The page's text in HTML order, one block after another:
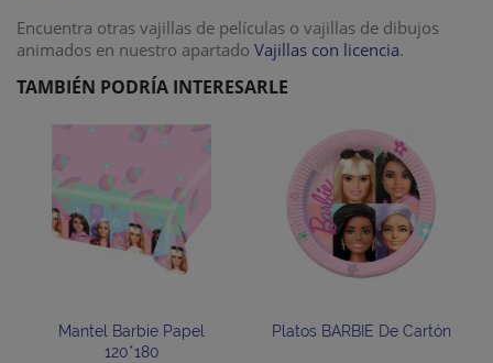
Encuentra otras vajillas de películas o vajillas de dibujos
animados en nuestro apartado Vajillas con licencia.
TAMBIÉN PODRÍA INTERESARLE
Mantel Barbie Papel
120*180
Platos BARBIE De Cartón